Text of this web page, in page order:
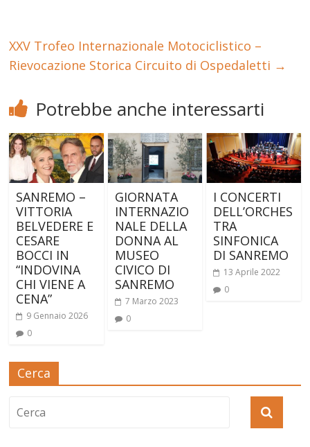
XXV Trofeo Internazionale Motociclistico –
Rievocazione Storica Circuito di Ospedaletti →
Potrebbe anche interessarti
SANREMO –
VITTORIA
BELVEDERE E
CESARE
BOCCI IN
“INDOVINA
CHI VIENE A
CENA”
9 Gennaio 2026
0
GIORNATA
INTERNAZIO
NALE DELLA
DONNA AL
MUSEO
CIVICO DI
SANREMO
7 Marzo 2023
0
I CONCERTI
DELL’ORCHES
TRA
SINFONICA
DI SANREMO
13 Aprile 2022
0
Cerca